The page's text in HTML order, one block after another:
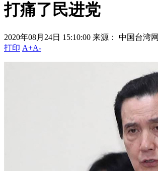
打痛了民进党
2020年08月24日 15:10:00 来源： 中国台湾网
打印 A+A-